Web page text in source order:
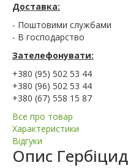
Доставка:
- Поштовими службами
- В господарство
Зателефонувати:
+380 (95) 502 53 44
+380 (96) 502 53 44
+380 (67) 558 15 87
Все про товар
Характеристики
Відгуки
Опис